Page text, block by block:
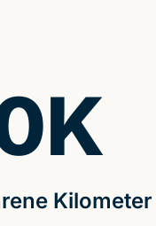
Kilometer
K